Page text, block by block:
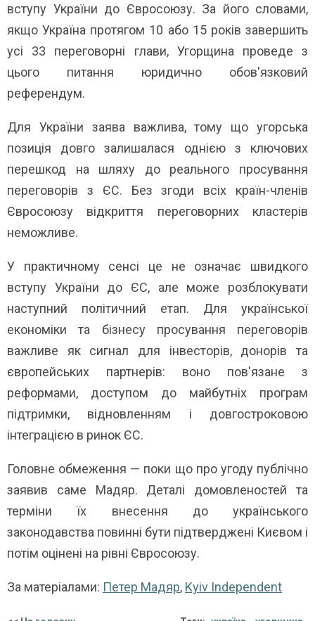
вступу України до Євросоюзу. За його словами,
якщо Україна протягом 10 або 15 років завершить
усі 33 переговорні глави, Угорщина проведе з
цього питання юридично обов'язковий
референдум.
Для України заява важлива, тому що угорська
позиція довго залишалася однією з ключових
перешкод на шляху до реального просування
переговорів з ЄС. Без згоди всіх країн-членів
Євросоюзу відкриття переговорних кластерів
неможливе.
У практичному сенсі це не означає швидкого
вступу України до ЄС, але може розблокувати
наступний політичний етап. Для української
економіки та бізнесу просування переговорів
важливе як сигнал для інвесторів, донорів та
європейських партнерів: воно пов'язане з
реформами, доступом до майбутніх програм
підтримки, відновленням і довгостроковою
інтеграцією в ринок ЄС.
Головне обмеження — поки що про угоду публічно
заявив саме Мадяр. Деталі домовленостей та
терміни їх внесення до українського
законодавства повинні бути підтверджені Києвом і
потім оцінені на рівні Євросоюзу.
За матеріалами: Петер Мадяр, Kyiv Independent